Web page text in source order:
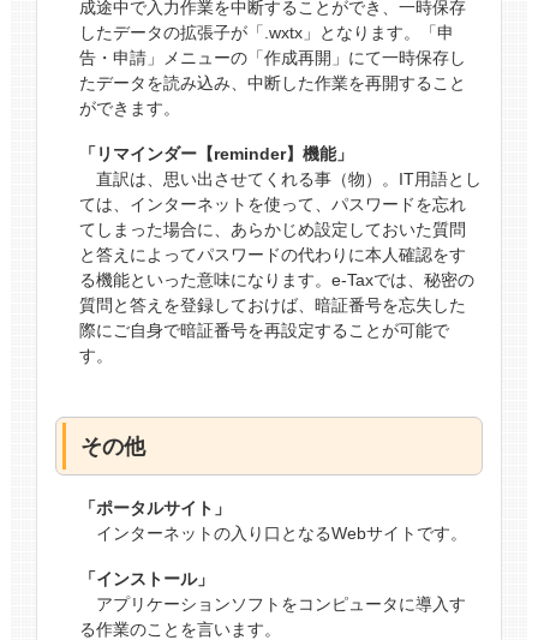
成途中で入力作業を中断することができ、一時保存
したデータの拡張子が「.wxtx」となります。「申
告・申請」メニューの「作成再開」にて一時保存し
たデータを読み込み、中断した作業を再開すること
ができます。
「リマインダー【reminder】機能」
直訳は、思い出させてくれる事（物）。IT用語とし
ては、インターネットを使って、パスワードを忘れ
てしまった場合に、あらかじめ設定しておいた質問
と答えによってパスワードの代わりに本人確認をす
る機能といった意味になります。e-Taxでは、秘密の
質問と答えを登録しておけば、暗証番号を忘失した
際にご自身で暗証番号を再設定することが可能で
す。
その他
「ポータルサイト」
インターネットの入り口となるWebサイトです。
「インストール」
アプリケーションソフトをコンピュータに導入す
る作業のことを言います。